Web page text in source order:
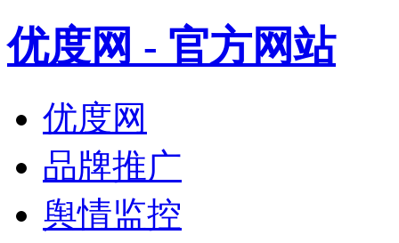
优度网 - 官方网站
优度网
品牌推广
舆情监控